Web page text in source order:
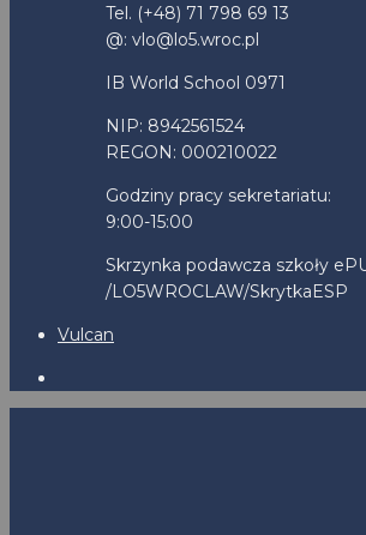
Tel. (+48) 71 798 69 13
@: vlo@lo5.wroc.pl
IB World School 0971
NIP: 8942561524
REGON: 000210022
Godziny pracy sekretariatu:
9:00-15:00
Skrzynka podawcza szkoły
/LO5WROCLAW/SkrytkaESP
Vulcan